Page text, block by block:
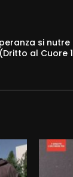
si
(Dritto al Cuore